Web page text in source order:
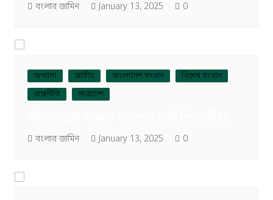
বংলার জামিন January 13, 2025 0
অন্যান্য জাতীয় বাংলাদেশ সংবাদ
বিশেষ সংবাদ
রাজনীতি
সারাদেশ
বংলার জামিন January 13, 2025 0